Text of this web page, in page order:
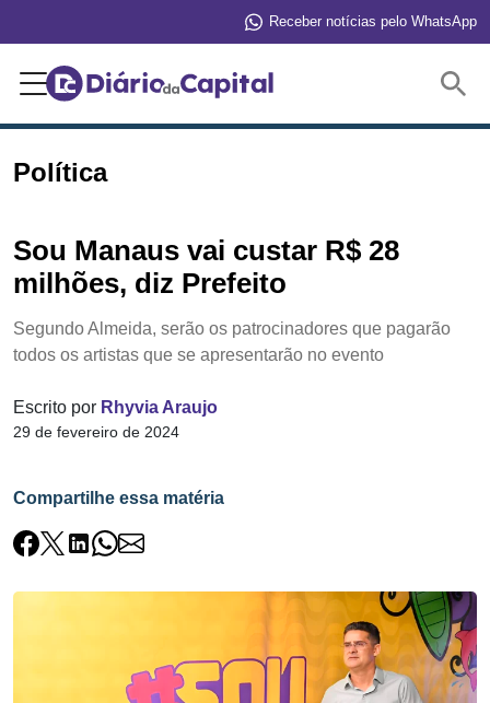
Receber notícias pelo WhatsApp
Política
Sou Manaus vai custar R$ 28
milhões, diz Prefeito
Segundo Almeida, serão os patrocinadores que pagarão
todos os artistas que se apresentarão no evento
Escrito por Rhyvia Araujo
29 de fevereiro de 2024
Compartilhe essa matéria